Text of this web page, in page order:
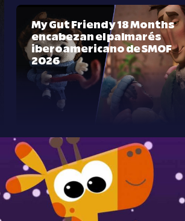
My Gut Friend y 18 Months
encabezan el palmarés
iberoamericano de SMOF
2026